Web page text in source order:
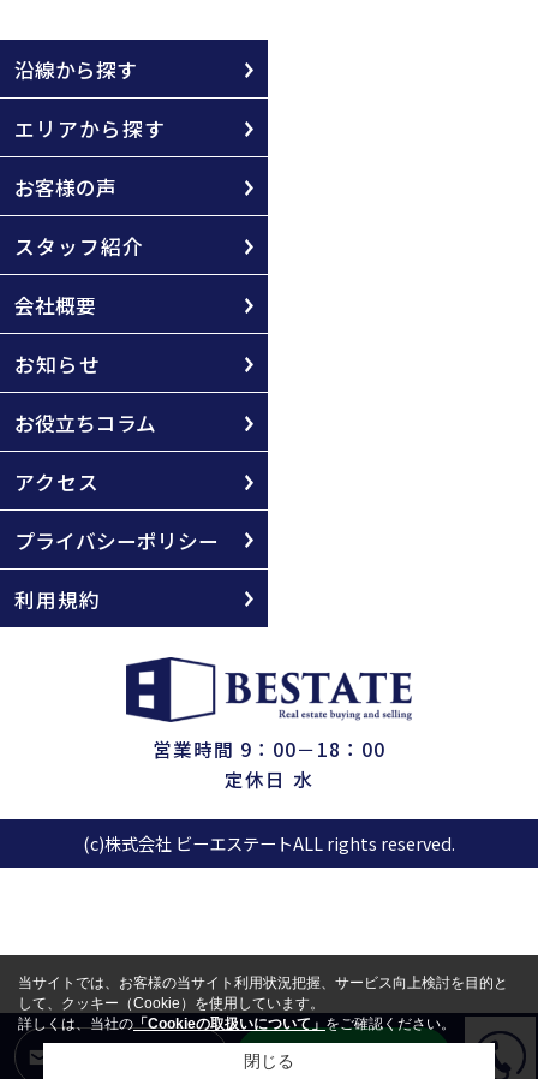
沿線から探す
エリアから探す
お客様の声
スタッフ紹介
会社概要
お知らせ
お役立ちコラム
アクセス
プライバシーポリシー
利用規約
営業時間 9：00－18：00
定休日 水
(c)株式会社 ビーエステートALL rights reserved.
LINEからお問合せ
当サイトでは、お客様の当サイト利用状況把握、サービス向上検討を目的と
して、クッキー（Cookie）を使用しています。
詳しくは、当社の「Cookieの取扱いについて」をご確認ください。
閉じる